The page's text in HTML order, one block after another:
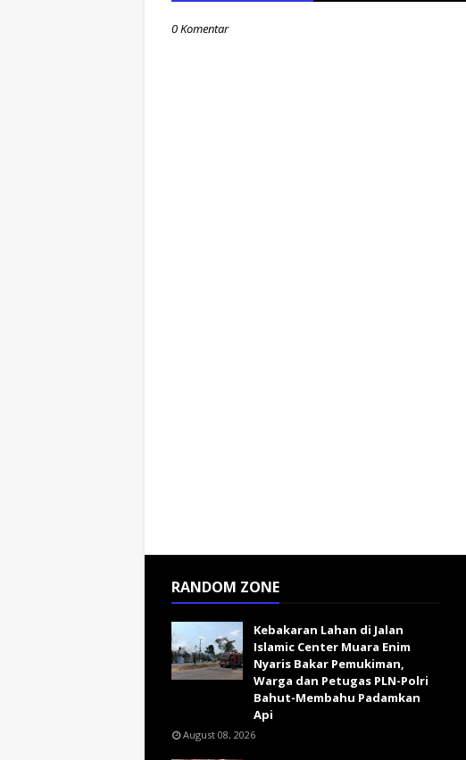
0 Komentar
RANDOM ZONE
Kebakaran Lahan di Jalan
Islamic Center Muara Enim
Nyaris Bakar Pemukiman,
Warga dan Petugas PLN-Polri
Bahut-Membahu Padamkan
Api
August 08, 2026